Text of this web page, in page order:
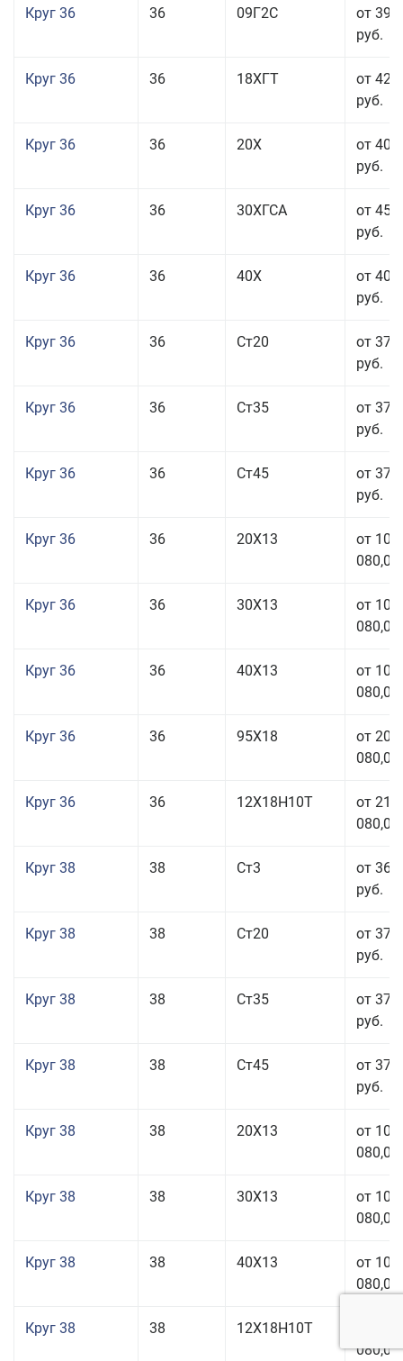
Круг 36 36 09Г2С
от 39
руб.
Круг 36 36 18ХГТ
от 42
руб.
Круг 36 36 20Х
от 40
руб.
Круг 36 36 30ХГСА
от 45
руб.
Круг 36 36 40Х
от 40
руб.
Круг 36 36 Ст20
от 37
руб.
Круг 36 36 Ст35
от 37
руб.
Круг 36 36 Ст45
от 37
руб.
Круг 36 36 20Х13
от 101
080,00
Круг 36 36 30Х13
от 101
080,00
Круг 36 36 40Х13
от 101
080,00
Круг 36 36 95Х18
от 208
080,00
Круг 36 36 12Х18Н10Т
от 210
080,00
Круг 38 38 Ст3
от 36
руб.
Круг 38 38 Ст20
от 37
руб.
Круг 38 38 Ст35
от 37
руб.
Круг 38 38 Ст45
от 37
руб.
Круг 38 38 20Х13
от 101
080,00
Круг 38 38 30Х13
от 101
080,00
Круг 38 38 40Х13
от 101
080,00
Круг 38 38 12Х18Н10Т
080,00